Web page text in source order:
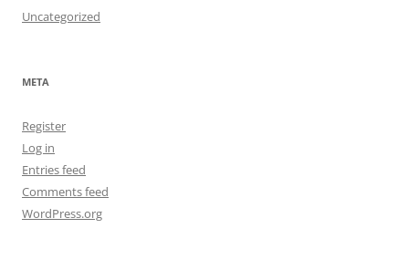
Uncategorized
META
Register
Log in
Entries feed
Comments feed
WordPress.org